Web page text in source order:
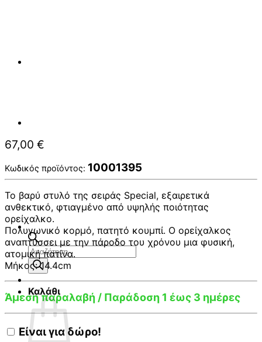
Αναζήτηση
προϊόντων
Καλάθι
67,00 €
Κωδικός προϊόντος: 10001395
Το βαρύ στυλό της σειράς Special, εξαιρετικά
ανθεκτικό, φτιαγμένο από υψηλής ποιότητας
ορείχαλκο.
Πολυγωνικό κορμό, πατητό κουμπί. Ο ορείχαλκος
αναπτύσσει με την πάροδο του χρόνου μια φυσική,
ατομική πατίνα.
Μήκος: 14.4cm
Άμεση παραλαβή / Παράδοση 1 έως 3 ημέρες
Είναι γιαδώρο!